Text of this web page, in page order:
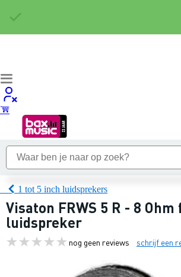
1 tot 5 inch luidsprekers
Visaton FRWS 5 R - 8
luidspreker
nog geen reviews schrijf een